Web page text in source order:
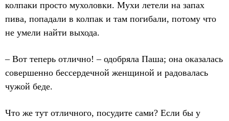
колпаки просто мухоловки. Мухи летели на запах
пива, попадали в колпак и там погибали, потому что
не умели найти выхода.
– Вот теперь отлично! – одобряла Паша; она оказалась
совершенно бессердечной женщиной и радовалась
чужой беде.
Что же тут отличного, посудите сами? Если бы у